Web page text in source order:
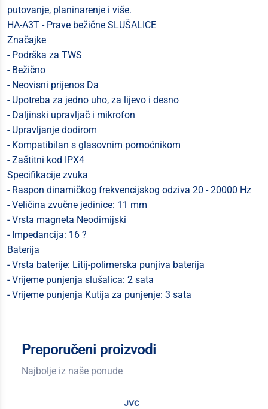
putovanje, planinarenje i više.
HA-A3T - Prave bežične SLUŠALICE
Značajke
- Podrška za TWS
- Bežično
- Neovisni prijenos Da
- Upotreba za jedno uho, za lijevo i desno
- Daljinski upravljač i mikrofon
- Upravljanje dodirom
- Kompatibilan s glasovnim pomoćnikom
- Zaštitni kod IPX4
Specifikacije zvuka
- Raspon dinamičkog frekvencijskog odziva 20 - 20000 Hz
- Veličina zvučne jedinice: 11 mm
- Vrsta magneta Neodimijski
- Impedancija: 16 ?
Baterija
- Vrsta baterije: Litij-polimerska punjiva baterija
- Vrijeme punjenja slušalica: 2 sata
- Vrijeme punjenja Kutija za punjenje: 3 sata
Preporučeni proizvodi
Najbolje iz naše ponude
jvc